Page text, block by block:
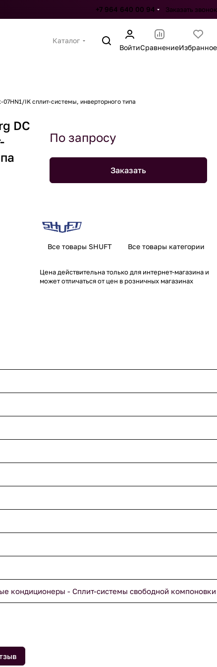
+7 964 640 00 94 Заказать звонок
Каталог
ВойтиСравнениеИзбранное
IK сплит-системы, инверторного типа
DC
По запросу
Заказать
Все товары SHUFT Все товары категории
Цена действительна только для интернет-магазина и
может отличаться от цен в розничных магазинах
кондиционеры - Сплит-системы свободной компоновки